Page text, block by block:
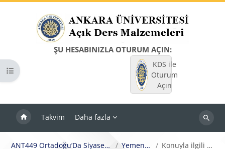
ŞU HESABINIZLA OTURUM AÇIN:
KDS ile
Oturum
Açın
Takvim Daha fazla
Dersleri
Kurs dizinini aç
ANT449 Ortadoğu’Da Siyaset Ve Kültürel Çeşitlilik Yemen İç Savaşı Konuyla ilgili bir araştırma